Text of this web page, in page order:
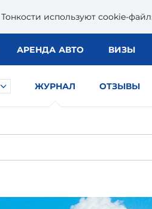
Тонкости используют сookie-
АРЕНДА АВТО ВИЗЫ
ЖУРНАЛ ОТЗЫВЫ